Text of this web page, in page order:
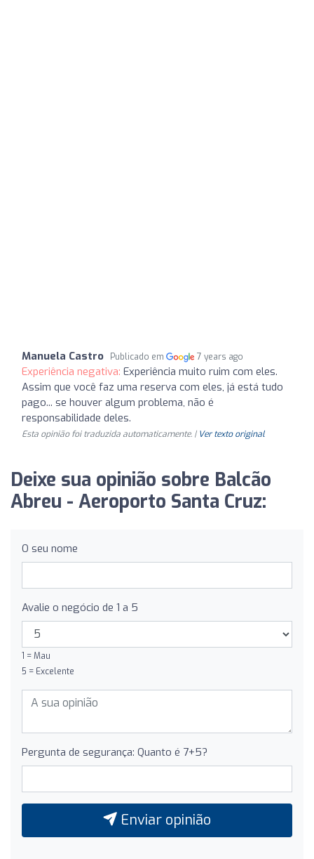
Manuela Castro Publicado em 7 years ago
Experiência negativa: Experiência muito ruim com eles.
Assim que você faz uma reserva com eles, já está tudo
pago... se houver algum problema, não é
responsabilidade deles.
Esta opinião foi traduzida automaticamente. | Ver texto original
Deixe sua opinião sobre Balcão
Abreu - Aeroporto Santa Cruz:
O seu nome
Avalie o negócio de 1 a 5
1 = Mau
5 = Excelente
Pergunta de segurança: Quanto é 7+5?
Enviar opinião